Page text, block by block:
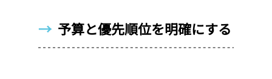
→ 予算と優先順位を明確にする